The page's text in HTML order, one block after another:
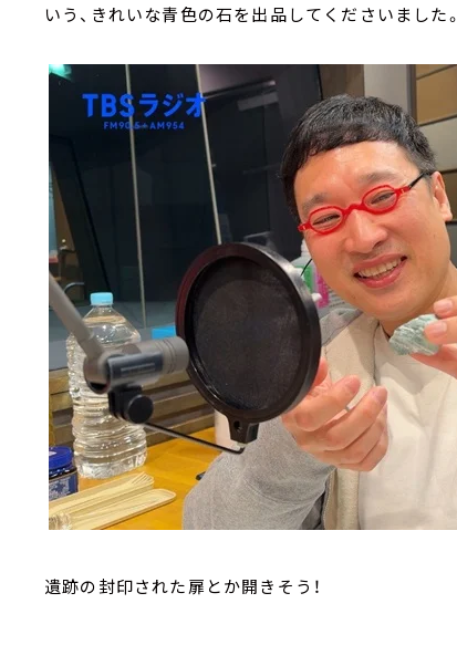
いう、きれいな青色の石を出品してくださいました。
遺跡の封印された扉とか開きそう！